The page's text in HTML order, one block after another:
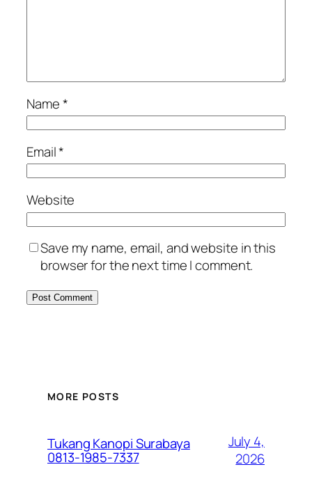
Name*
Email*
Website
Save my name, email, and website in this
browser for the next time I comment.
MORE POSTS
Tukang Kanopi Surabaya
0813-1985-7337
July 4,
2026